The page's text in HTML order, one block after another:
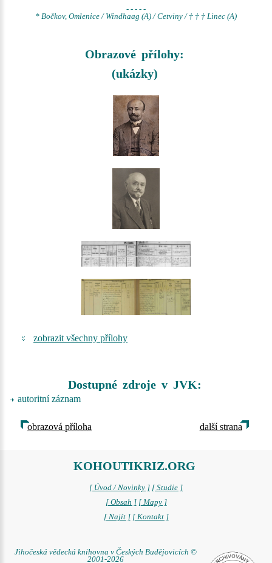
- - - - -
* Bočkov, Omlenice / Windhaag (A) / Cetviny / † † † Linec (A)
Obrazové přílohy:
(ukázky)
zobrazit všechny přílohy
Dostupné zdroje v JVK:
autoritní záznam
obrazová příloha další strana
KOHOUTIKRIZ.ORG
[ Úvod / Novinky ] [ Studie ]
[ Obsah ] [ Mapy ]
[ Najít ] [ Kontakt ]
Jihočeská vědecká knihovna v Českých Budějovicích ©
2001-2026